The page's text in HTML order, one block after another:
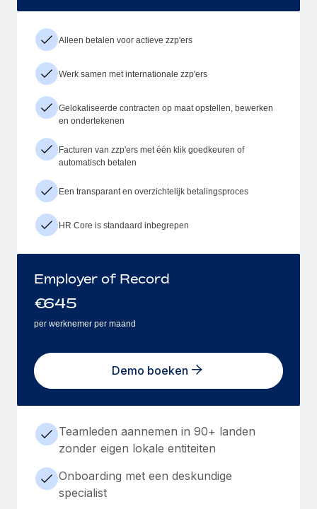
Alleen betalen voor actieve zzp'ers
Werk samen met internationale zzp'ers
Gelokaliseerde contracten op maat opstellen, bewerken
en ondertekenen
Facturen van zzp'ers met één klik goedkeuren of
automatisch betalen
Een transparant en overzichtelijk betalingsproces
HR Core is standaard inbegrepen
Employer of Record
€645
per werknemer per maand
Demo boeken
Teamleden aannemen in 90+ landen
zonder eigen lokale entiteiten
Onboarding met een deskundige
specialist